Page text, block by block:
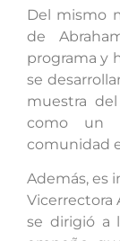
Del mismo
de
programa y
se
muestra
como un
comunidad
Además, es
Vicerrectora
se dirigió a